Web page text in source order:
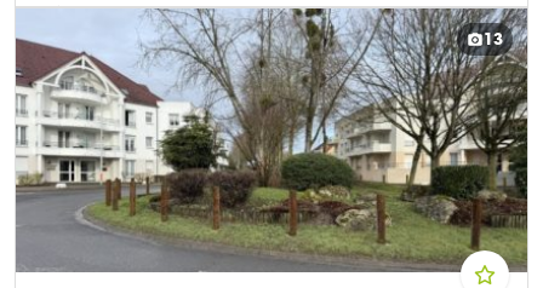
DÉCOUVRIR CE BIEN
13